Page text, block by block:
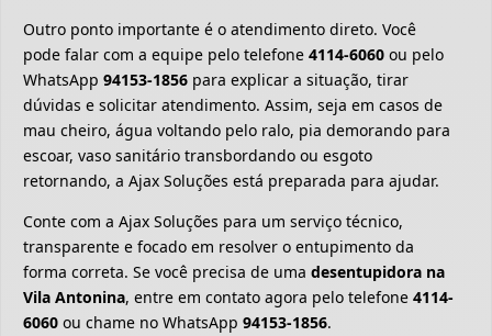
Outro ponto importante é o atendimento direto. Você
pode falar com a equipe pelo telefone 4114-6060 ou pelo
WhatsApp 94153-1856 para explicar a situação, tirar
dúvidas e solicitar atendimento. Assim, seja em casos de
mau cheiro, água voltando pelo ralo, pia demorando para
escoar, vaso sanitário transbordando ou esgoto
retornando, a Ajax Soluções está preparada para ajudar.
Conte com a Ajax Soluções para um serviço técnico,
transparente e focado em resolver o entupimento da
forma correta. Se você precisa de uma desentupidora na
Vila Antonina, entre em contato agora pelo telefone 4114-
6060 ou chame no WhatsApp 94153-1856.